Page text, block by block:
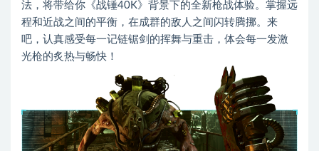
法，将带给你《战锤40K》背景下的全新枪战体验。掌握远
程和近战之间的平衡，在成群的敌人之间闪转腾挪。来
吧，认真感受每一记链锯剑的挥舞与重击，体会每一发激
光枪的炙热与畅快！